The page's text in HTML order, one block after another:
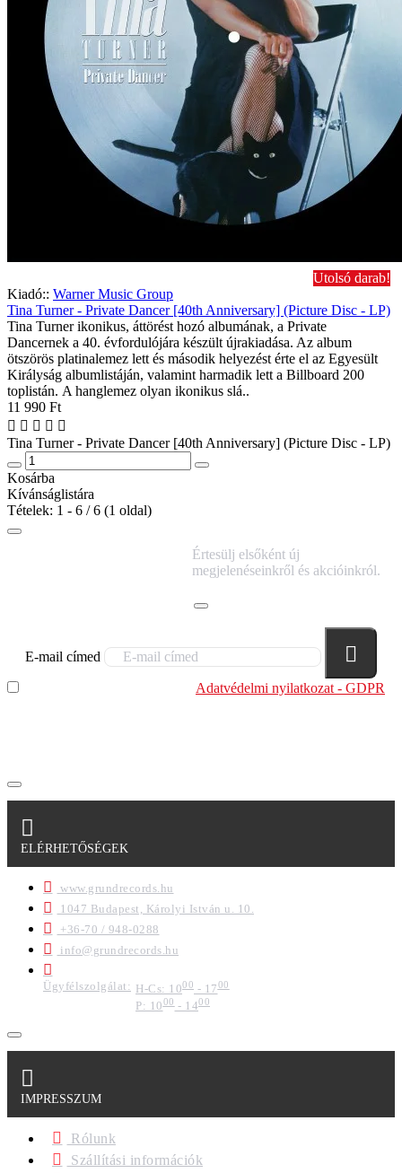
Utolsó darab!
Kiadó:: Warner Music Group
Tina Turner - Private Dancer [40th Anniversary] (Picture Disc - LP)
Tina Turner ikonikus, áttörést hozó albumának, a Private
Dancernek a 40. évfordulójára készült újrakiadása. Az album
ötszörös platinalemez lett és második helyezést érte el az Egyesült
Királyság albumlistáján, valamint harmadik lett a Billboard 200
toplistán. A hanglemez olyan ikonikus slá..
11 990 Ft
Tina Turner - Private Dancer [40th Anniversary] (Picture Disc - LP)
Kosárba
Kívánságlistára
Tételek: 1 - 6 / 6 (1 oldal)
Értesülj elsőként új
megjelenéseinkről és akcióinkról.
E-mail címed
Adatvédelmi nyilatkozat - GDPR
ELÉRHETŐSÉGEK
www.grundrecords.hu
1047 Budapest, Károlyi István u. 10.
+36-70 / 948-0288
info@grundrecords.hu
Ügyfélszolgálat: H-Cs: 1000 - 1700
P: 1000- 1400
IMPRESSZUM
Rólunk
Szállítási információk